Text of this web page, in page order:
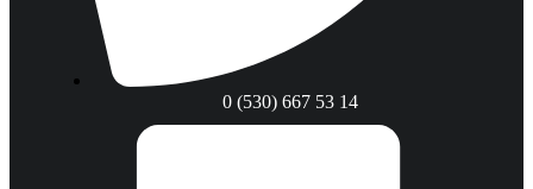
0 (530) 667 53 14